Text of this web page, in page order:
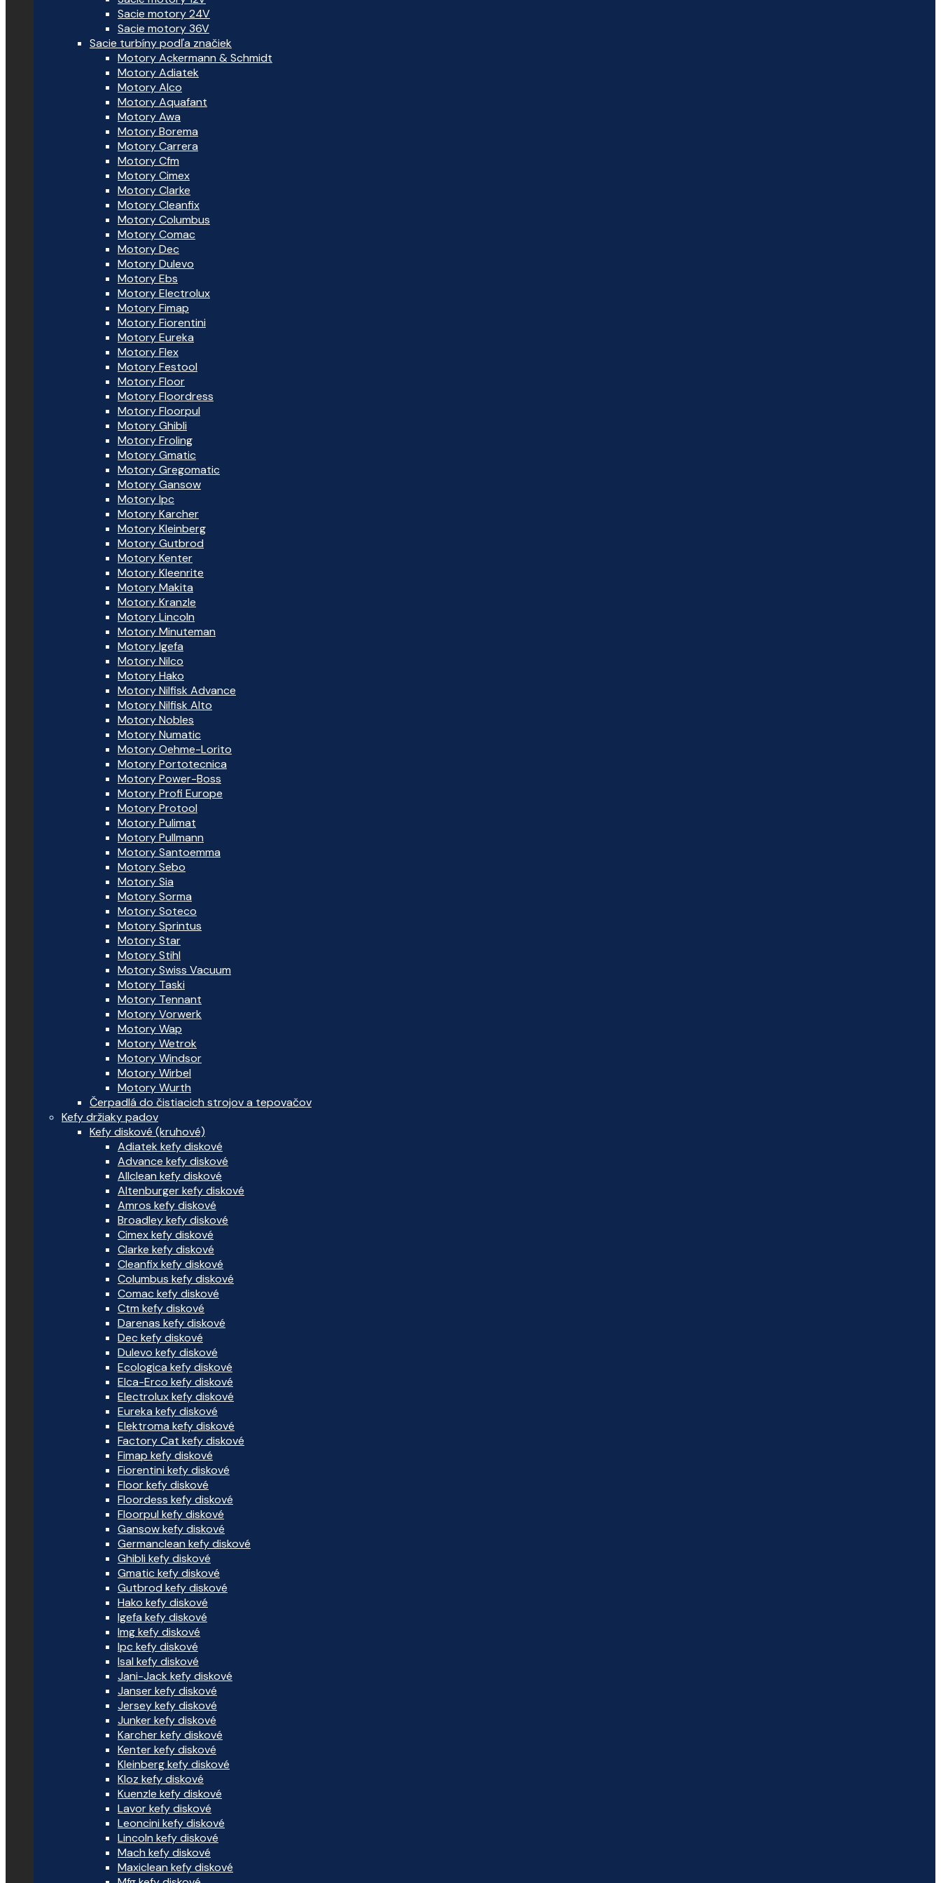
Sacie motory 24V
Sacie motory 36V
Sacie turbíny podľa značiek
Motory Ackermann & Schmidt
Motory Adiatek
Motory Alco
Motory Aquafant
Motory Awa
Motory Borema
Motory Carrera
Motory Cfm
Motory Cimex
Motory Clarke
Motory Cleanfix
Motory Columbus
Motory Comac
Motory Dec
Motory Dulevo
Motory Ebs
Motory Electrolux
Motory Fimap
Motory Fiorentini
Motory Eureka
Motory Flex
Motory Festool
Motory Floor
Motory Floordress
Motory Floorpul
Motory Ghibli
Motory Froling
Motory Gmatic
Motory Gregomatic
Motory Gansow
Motory Ipc
Motory Karcher
Motory Kleinberg
Motory Gutbrod
Motory Kenter
Motory Kleenrite
Motory Makita
Motory Kranzle
Motory Lincoln
Motory Minuteman
Motory Igefa
Motory Nilco
Motory Hako
Motory Nilfisk Advance
Motory Nilfisk Alto
Motory Nobles
Motory Numatic
Motory Oehme-Lorito
Motory Portotecnica
Motory Power-Boss
Motory Profi Europe
Motory Protool
Motory Pulimat
Motory Pullmann
Motory Santoemma
Motory Sebo
Motory Sia
Motory Sorma
Motory Soteco
Motory Sprintus
Motory Star
Motory Stihl
Motory Swiss Vacuum
Motory Taski
Motory Tennant
Motory Vorwerk
Motory Wap
Motory Wetrok
Motory Windsor
Motory Wirbel
Motory Wurth
Čerpadlá do čistiacich strojov a tepovačov
Kefy držiaky padov
Kefy diskové (kruhové)
Adiatek kefy diskové
Advance kefy diskové
Allclean kefy diskové
Altenburger kefy diskové
Amros kefy diskové
Broadley kefy diskové
Cimex kefy diskové
Clarke kefy diskové
Cleanfix kefy diskové
Columbus kefy diskové
Comac kefy diskové
Ctm kefy diskové
Darenas kefy diskové
Dec kefy diskové
Dulevo kefy diskové
Ecologica kefy diskové
Elca-Erco kefy diskové
Electrolux kefy diskové
Eureka kefy diskové
Elektroma kefy diskové
Factory Cat kefy diskové
Fimap kefy diskové
Fiorentini kefy diskové
Floor kefy diskové
Floordess kefy diskové
Floorpul kefy diskové
Gansow kefy diskové
Germanclean kefy diskové
Ghibli kefy diskové
Gmatic kefy diskové
Gutbrod kefy diskové
Hako kefy diskové
Igefa kefy diskové
Img kefy diskové
Ipc kefy diskové
Isal kefy diskové
Jani-Jack kefy diskové
Janser kefy diskové
Jersey kefy diskové
Junker kefy diskové
Karcher kefy diskové
Kenter kefy diskové
Kleinberg kefy diskové
Kloz kefy diskové
Kuenzle kefy diskové
Lavor kefy diskové
Leoncini kefy diskové
Lincoln kefy diskové
Mach kefy diskové
Maxiclean kefy diskové